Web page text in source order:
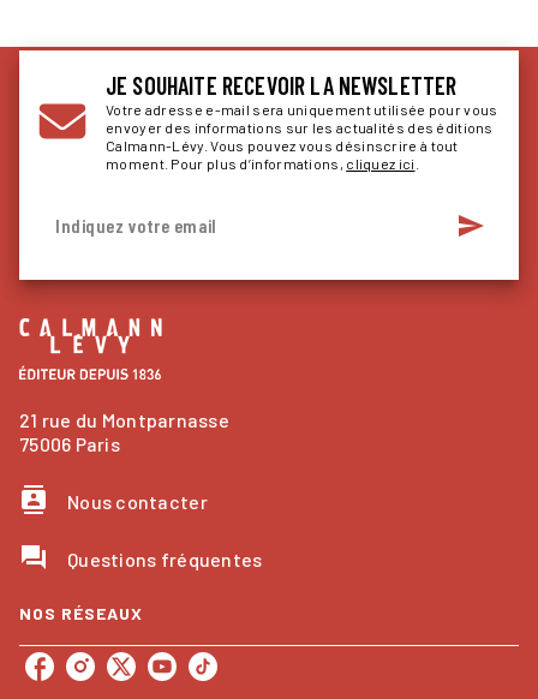
JE SOUHAITE RECEVOIR LA NEWSLETTER
Votre adresse e-mail sera uniquement utilisée pour vous
envoyer des informations sur les actualités des éditions
Calmann-Lévy. Vous pouvez vous désinscrire à tout
moment. Pour plus d’informations, cliquez ici
Indiquez votre email send
21 rue du Montparnasse
75006 Paris
contacts Nous contacter
question_answer Questions fréquentes
NOS RÉSEAUX